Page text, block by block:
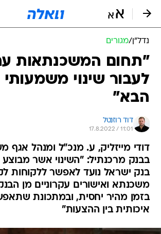
נדל״ן/מגורים
"תחום המשכנתאות
לעבור שינוי
הבא"
דוד רוזנטל
17.8.2022 / 11:01
דודי מייזליק, ע. מנכ"ל ומנהל אגף
בבנק מרכנתיל: "השינוי אשר מבוצע
בנק ישראל נועד לאפשר ללקוחות
משכנתא ואישורים עקרוניים מן
בזמן מהיר יחסית, ובמתכונת
איכותית בין ההצעות"